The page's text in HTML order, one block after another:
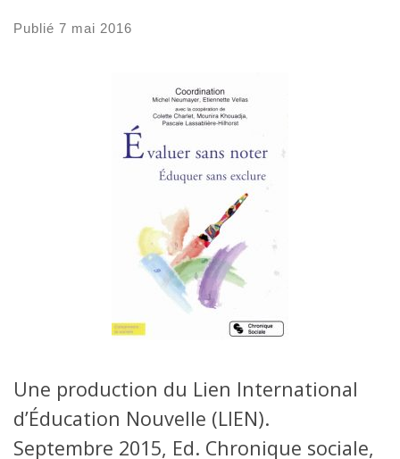
Publié 7 mai 2016
Une production du Lien International
d’Éducation Nouvelle (LIEN).
Septembre 2015, Ed. Chronique sociale,